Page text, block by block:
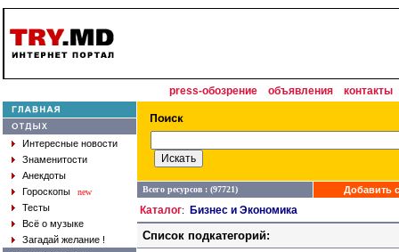
press-обозрение объявления контакты
Интересные новости
Знаменитости
Анекдоты
Гороскопы
new
Тесты
Всё о музыке
Загадай желание !
Всего ресурсов : (97721) Добавить
Каталог: Бизнес и Экономика
Список подкатегорий: